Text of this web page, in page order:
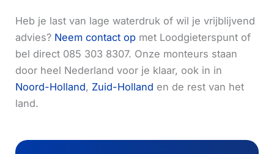
Heb je last van lage waterdruk of wil je vrijblijvend
advies? Neem contact op met Loodgieterspunt of
bel direct 085 303 8307. Onze monteurs staan
door heel Nederland voor je klaar, ook in in
Noord-Holland, Zuid-Holland en de rest van het
land.